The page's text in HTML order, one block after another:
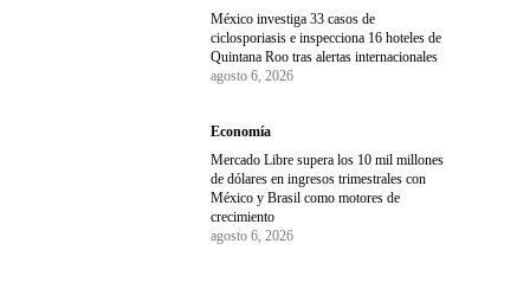
México investiga 33 casos de
ciclosporiasis e inspecciona 16 hoteles de
Quintana Roo tras alertas internacionales
agosto 6, 2026
Economía
Mercado Libre supera los 10 mil millones
de dólares en ingresos trimestrales con
México y Brasil como motores de
crecimiento
agosto 6, 2026